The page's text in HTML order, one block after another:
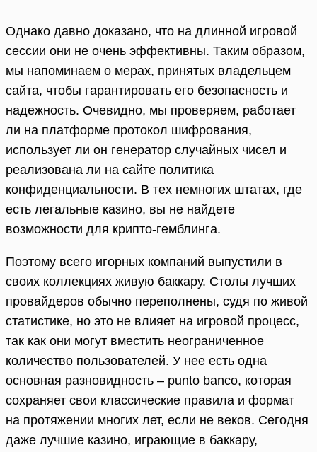
Однако давно доказано, что на длинной игровой
сессии они не очень эффективны. Таким образом,
мы напоминаем о мерах, принятых владельцем
сайта, чтобы гарантировать его безопасность и
надежность. Очевидно, мы проверяем, работает
ли на платформе протокол шифрования,
использует ли он генератор случайных чисел и
реализована ли на сайте политика
конфиденциальности. В тех немногих штатах, где
есть легальные казино, вы не найдете
возможности для крипто-гемблинга.
Поэтому всего игорных компаний выпустили в
своих коллекциях живую баккару. Столы лучших
провайдеров обычно переполнены, судя по живой
статистике, но это не влияет на игровой процесс,
так как они могут вместить неограниченное
количество пользователей. У нее есть одна
основная разновидность – punto banco, которая
сохраняет свои классические правила и формат
на протяжении многих лет, если не веков. Сегодня
даже лучшие казино, играющие в баккару,